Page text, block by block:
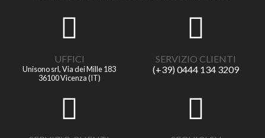
UFFICI
Unisono srl, Via dei Mille 183
36100 Vicenza (IT)
SERVIZIO CLIENTI
(+39) 0444 134 3209